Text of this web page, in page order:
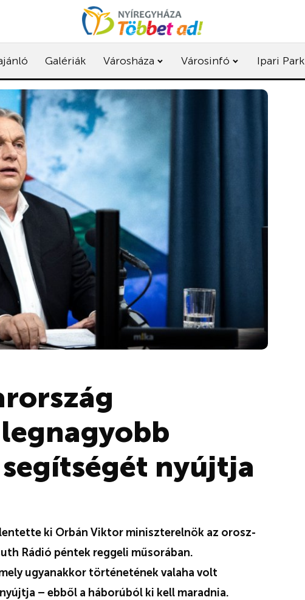
Galériák Városháza Városinfó Ipari Park
nyújtja
ki Orbán Viktor miniszterelnök az orosz-
Rádió péntek reggeli műsorában.
ugyanakkor történetének valaha volt
– ebből a háborúból ki kell maradnia.